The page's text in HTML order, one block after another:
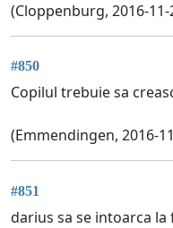
(Cloppenburg, 2016-11-
#850
Copilul trebuie sa
(Emmendingen, 2016-
#851
darius sa se intoarca la